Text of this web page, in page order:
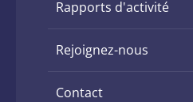
Rapports d'activité
Rejoignez-nous
Contact